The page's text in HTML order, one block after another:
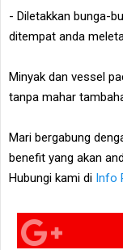
- Diletakkan bunga-
ditempat anda
Minyak dan vessel
tanpa mahar
Mari bergabung
benefit yang akan
Hubungi kami di Info